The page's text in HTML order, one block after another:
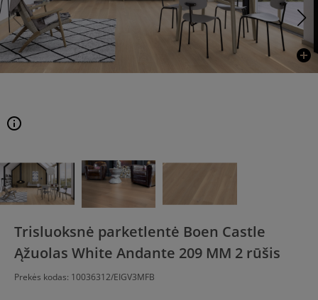
add_circle
info
Trisluoksnė parketlentė Boen Castle
Ąžuolas White Andante 209 MM 2 rūšis
Prekės kodas: 10036312/EIGV3MFB